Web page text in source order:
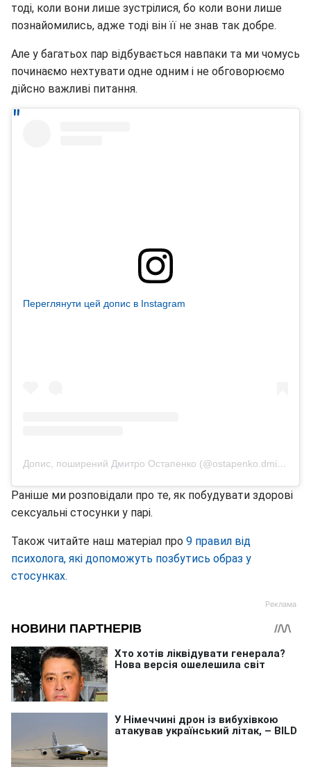
тоді, коли вони лише зустрілися, бо коли вони лише
познайомились, адже тоді він її не знав так добре.
Але у багатьох пар відбувається навпаки та ми чомусь
починаємо нехтувати одне одним і не обговорюємо
дійсно важливі питання.
Переглянути цей допис в Instagram
Допис, поширений Дмитро Остапенко (@ostapenko.dmitriy)
Раніше ми розповідали про те, як побудувати здорові
сексуальні стосунки у парі.
Також читайте наш матеріал про 9 правил від
психолога, які допоможуть позбутись образ у
стосунках.